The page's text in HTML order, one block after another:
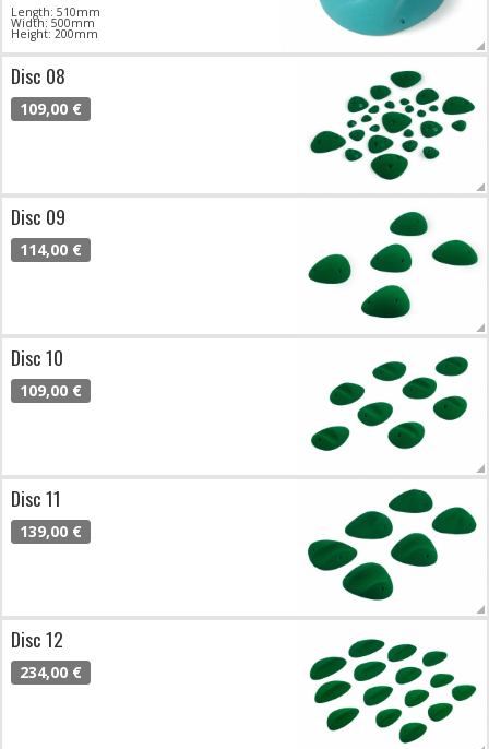
Length: 510mm
Width: 500mm
Height: 200mm
Disc 08
109,00 €
Disc 09
114,00 €
Disc 10
109,00 €
Disc 11
139,00 €
Disc 12
234,00 €